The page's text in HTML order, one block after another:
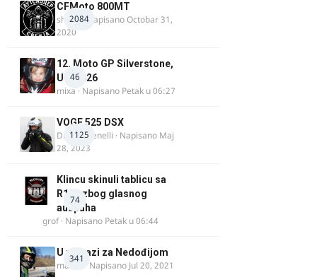
2084
CFMoto 800MT
shlem· NapisanoOctobar 31,
2020
46
12. Moto GP Silverstone,
UK, 2026
mixa · Napisano Petak u 06:27
1125
VOGE 525 DSX
DraganBenelli · Napisano Maj
28, 2023
74
Klincu skinuli tablicu sa
R125 zbog glasnog
auspuha
grof· Napisano Petak u 06:44
341
U potrazi za Nedođijom
makikt · Napisano Jul 20, 2021